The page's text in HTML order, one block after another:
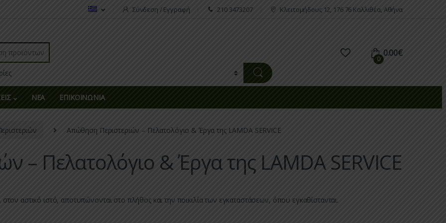
Σύνδεση / Εγγραφή 210 3473207 Κλειτομήδους 12, 176 76 Καλλιθέα, Αθήνα
0
0.00€
ΝΕΑ ΕΠΙΚΟΙΝΩΝΙΑ
Απώθηση Περιστεριών – Πελατολόγιο & Έργα της LAMDA SERVICE
– Πελατολόγιο & Έργα της LAMDA SERVICE
αστικό ιστό, αποτυπώνονται στο πλήθος και την ποικιλία των εγκαταστάσεων, όπου εγκαθίστανται.